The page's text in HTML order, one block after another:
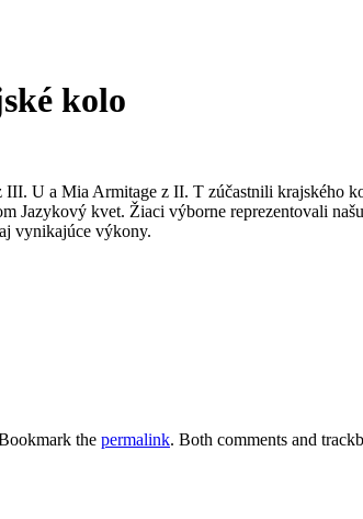
kolo
III. U a Mia Armitage z II. T zúčastnili
Jazykový kvet. Žiaci výborne reprezentovali
vynikajúce výkony.
the permalink. Both comments and